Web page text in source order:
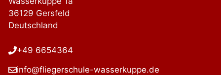
36129 Gersfeld
Deutschland
+49 6654364
info@fliegerschule-wasserkuppe.de